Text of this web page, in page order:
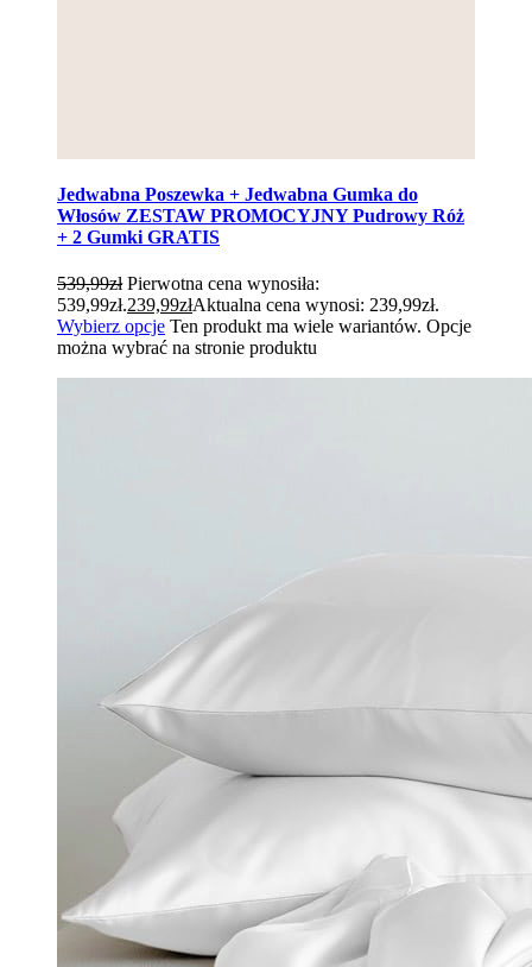
Jedwabna Poszewka + Jedwabna Gumka do
Włosów ZESTAW PROMOCYJNY Pudrowy Róż
+ 2 Gumki GRATIS
539,99zł Pierwotna cena wynosiła:
539,99zł.239,99złAktualna cena wynosi: 239,99zł.
Wybierz opcje Ten produkt ma wiele wariantów. Opcje
można wybrać na stronie produktu